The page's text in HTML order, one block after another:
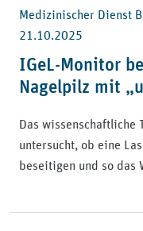
Medizinischer Dienst
21.10.2025
IGeL-Monitor
Nagelpilz mit
Das wissenschaftliche
untersucht, ob eine
beseitigen und so das